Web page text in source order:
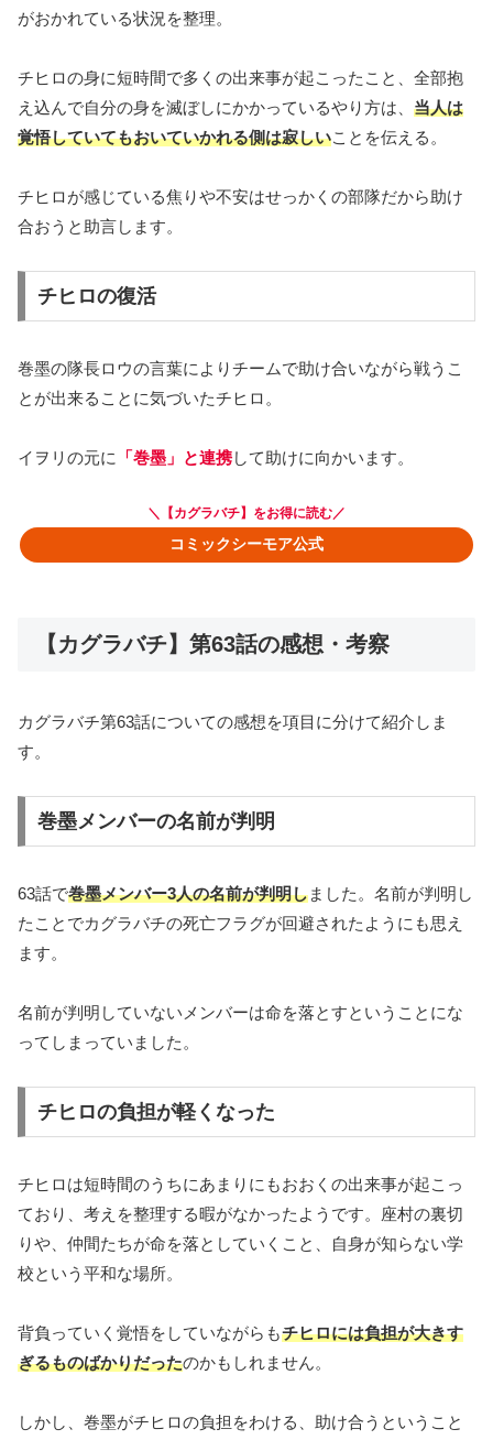
がおかれている状況を整理。
チヒロの身に短時間で多くの出来事が起こったこと、全部抱
え込んで自分の身を滅ぼしにかかっているやり方は、 当人は
覚悟していてもおいていかれる側は寂しいことを伝える。
チヒロが感じている焦りや不安はせっかくの部隊だから助け
合おうと助言します。
チヒロの復活
巻墨の隊長ロウの言葉によりチームで助け合いながら戦うこ
とが出来ることに気づいたチヒロ。
イヲリの元に 「巻墨」と連携して助けに向かいます。
＼【カグラバチ】をお得に読む／
コミックシーモア公式
【カグラバチ】第63話の感想・考察
カグラバチ第63話についての感想を項目に分けて紹介しま
す。
巻墨メンバーの名前が判明
63話で巻墨メンバー3人の名前が判明しました。名前が判明し
たことでカグラバチの死亡フラグが回避されたようにも思え
ます。
名前が判明していないメンバーは命を落とすということにな
ってしまっていました。
チヒロの負担が軽くなった
チヒロは短時間のうちにあまりにもおおくの出来事が起こっ
ており、考えを整理する暇がなかったようです。座村の裏切
りや、仲間たちが命を落としていくこと、自身が知らない学
校という平和な場所。
背負っていく覚悟をしていながらもチヒロには負担が大きす
ぎるものばかりだったのかもしれません。
しかし、巻墨がチヒロの負担をわける、助け合うということ